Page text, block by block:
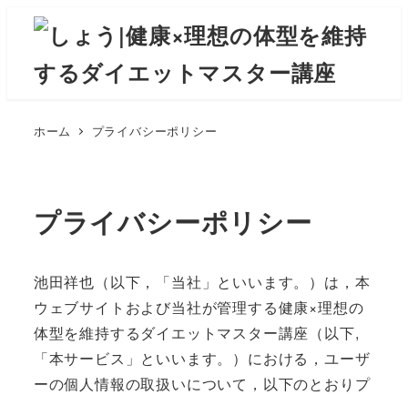
ホーム プライバシーポリシー
プライバシーポリシー
池田祥也（以下，「当社」といいます。）は，本
ウェブサイトおよび当社が管理する健康×理想の
体型を維持するダイエットマスター講座（以下,
「本サービス」といいます。）における，ユーザ
ーの個人情報の取扱いについて，以下のとおりプ